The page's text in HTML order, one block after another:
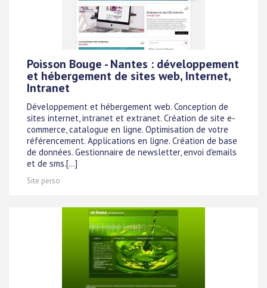
Poisson Bouge - Nantes : développement
et hébergement de sites web, Internet,
Intranet
Développement et hébergement web. Conception de
sites internet, intranet et extranet. Création de site e-
commerce, catalogue en ligne. Optimisation de votre
référencement. Applications en ligne. Création de base
de données. Gestionnaire de newsletter, envoi d'emails
et de sms.[...]
Site perso